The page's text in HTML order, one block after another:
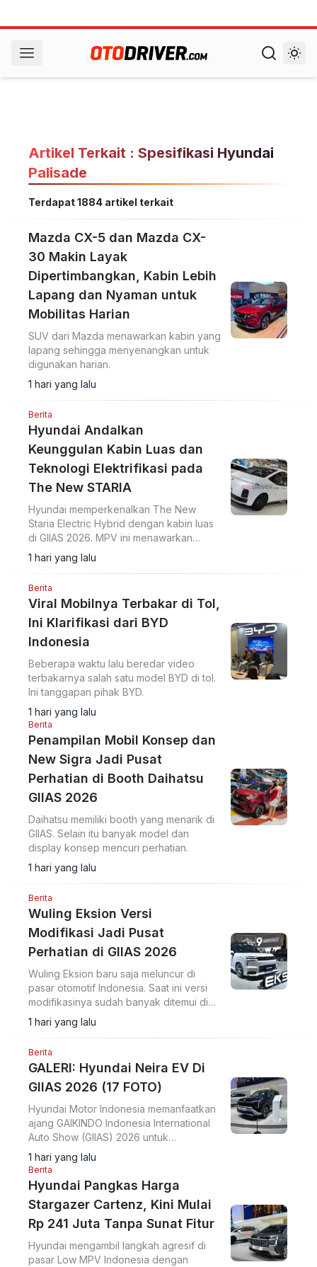
Artikel Terkait : Spesifikasi Hyundai
Palisade
Terdapat 1884 artikel terkait
Mazda CX-5 dan Mazda CX-
30 Makin Layak
Dipertimbangkan, Kabin Lebih
Lapang dan Nyaman untuk
Mobilitas Harian
SUV dari Mazda menawarkan kabin yang
lapang sehingga menyenangkan untuk
digunakan harian.
1 hari yang lalu
Berita
Hyundai Andalkan
Keunggulan Kabin Luas dan
Teknologi Elektrifikasi pada
The New STARIA
Hyundai memperkenalkan The New
Staria Electric Hybrid dengan kabin luas
di GIIAS 2026. MPV ini menawarkan
teknologi elektrifikasi dan ruang kabin
lega sesuai kebutuhan konsumen
1 hari yang lalu
Berita
Viral Mobilnya Terbakar di Tol,
Ini Klarifikasi dari BYD
Indonesia
Beberapa waktu lalu beredar video
terbakarnya salah satu model BYD di tol.
Ini tanggapan pihak BYD.
1 hari yang lalu
Berita
Penampilan Mobil Konsep dan
New Sigra Jadi Pusat
Perhatian di Booth Daihatsu
GIIAS 2026
Daihatsu memiliki booth yang menarik di
GIIAS. Selain itu banyak model dan
display konsep mencuri perhatian.
1 hari yang lalu
Berita
Wuling Eksion Versi
Modifikasi Jadi Pusat
Perhatian di GIIAS 2026
Wuling Eksion baru saja meluncur di
pasar otomotif Indonesia. Saat ini versi
modifikasinya sudah banyak ditemui di
jalan, ini salah satu referensinya.
1 hari yang lalu
Berita
GALERI: Hyundai Neira EV Di
GIIAS 2026 (17 FOTO)
Hyundai Motor Indonesia memanfaatkan
ajang GAIKINDO Indonesia International
Auto Show (GIIAS) 2026 untuk
memperkenalkan Neira, sebuah MPV
listrik tujuh penumpang.
1 hari yang lalu
Berita
Hyundai Pangkas Harga
Stargazer Cartenz, Kini Mulai
Rp 241 Juta Tanpa Sunat Fitur
Hyundai mengambil langkah agresif di
pasar Low MPV Indonesia dengan